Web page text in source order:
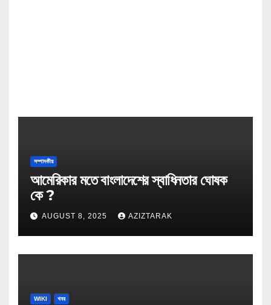
সম্পাদকীয়
আমেরিকার মতে বাংলাদেশের স্বাধিনতার ঘোষক
কে ?
AUGUST 8, 2025 AZIZTARAK
WIKI খবর